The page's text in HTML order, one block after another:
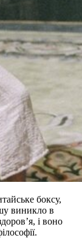
боксу,
виникло в
і воно